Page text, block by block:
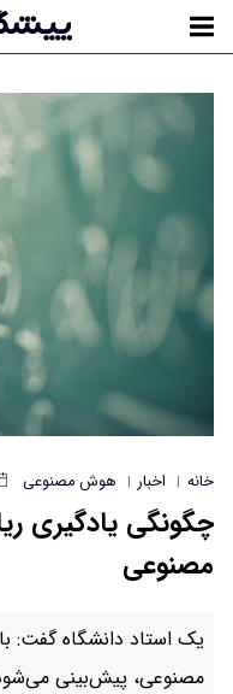
خانه | اخبار | هوش مصنوعی
چگونگی یادگیری
مصنوعی
یک استاد دانشگاه گفت:
مصنوعی، پیش‌بینی می‌شود